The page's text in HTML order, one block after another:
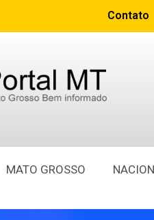
Contato
MATO GROSSO